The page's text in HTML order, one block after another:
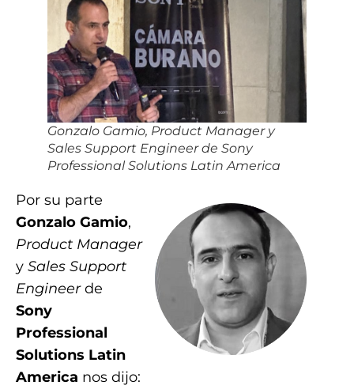
Gonzalo Gamio, Product Manager y
Sales Support Engineer de Sony
Professional Solutions Latin America
Por su parte
Gonzalo Gamio,
Product Manager
y Sales Support
Engineerde
Sony
Professional
Solutions Latin
America nos dijo: